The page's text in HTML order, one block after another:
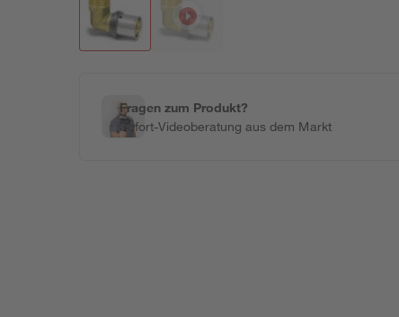
Fragen zum Produkt?
Sofort-Videoberatung aus dem Markt